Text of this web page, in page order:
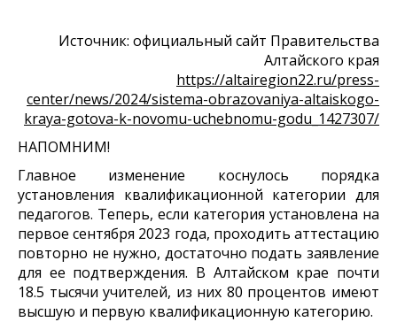
Источник: официальный сайт Правительства
Алтайского края
https://altairegion22.ru/press-
center/news/2024/sistema-obrazovaniya-altaiskogo-
kraya-gotova-k-novomu-uchebnomu-godu_1427307/
НАПОМНИМ!
Главное изменение коснулось порядка
установления квалификационной категории для
педагогов. Теперь, если категория установлена на
первое сентября 2023 года, проходить аттестацию
повторно не нужно, достаточно подать заявление
для ее подтверждения. В Алтайском крае почти
18.5 тысячи учителей, из них 80 процентов имеют
высшую и первую квалификационную категорию.